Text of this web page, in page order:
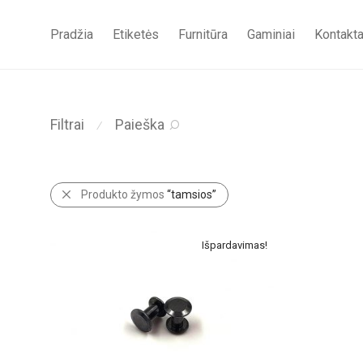
Pradžia Etiketės Furnitūra Gaminiai
Filtrai ⁄ Paieška
Produkto žymos “tamsios”
Išpardavimas!